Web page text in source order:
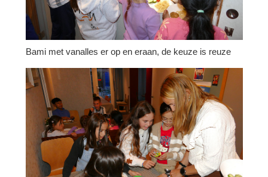
Bami met vanalles er op en eraan, de keuze is reuze